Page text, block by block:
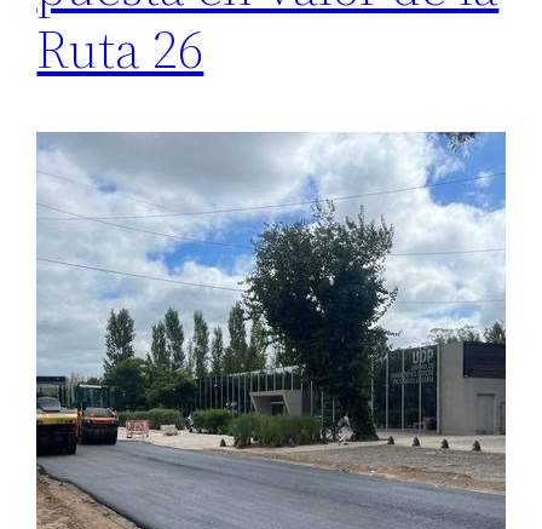
Ruta 26